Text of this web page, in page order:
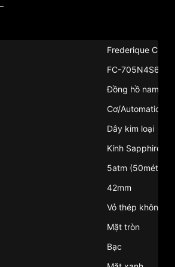
Frederique
FC-705N4S6B
Đồng hồ nam
Cơ/Automatic
Dây kim loại
Kính Sapphire
5atm (50mét)
42mm
Vỏ thép không gỉ
Mặt tròn
Bạc